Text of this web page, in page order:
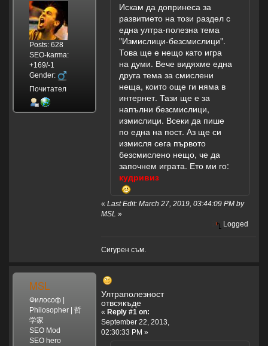
Posts: 628
SEO-karma:
+169/-1
Gender:
Почитател
Искам да допринеса за
развитието на този раздел с
една ултра-полезна тема
"Измислици-безсмислици".
Това ще е нещо като игра
на думи. Вече видяхме една
друга тема за смислени
неща, които още ги няма в
интернет. Тази ще е за
напълни безсмислици,
измислици. Всеки да пише
по една на пост. Аз ще си
измисля сега първото
безсмислено нещо, че да
започнем играта. Ето ми го:
кудривиз
« Last Edit: March 27, 2019, 03:44:09 PM by
MSL »
Logged
Сигурен съм.
MSL
Философ |
Philosopher | 哲
学家
SEO Mod
SEO hero
Ултраполезност
отвсякъде
« Reply #1 on:
September 22, 2013,
02:30:33 PM »